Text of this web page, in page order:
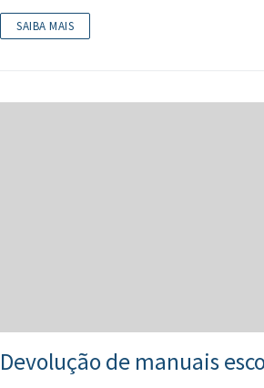
SAIBA MAIS
Devolução de manuais